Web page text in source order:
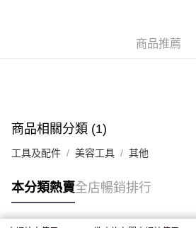
付款後門市自取，訂單確認後2-4個工作天
商品推薦
商品相關分類 (1)
工具及配件 美容工具 其他
本分類熱賣全店暢銷排行